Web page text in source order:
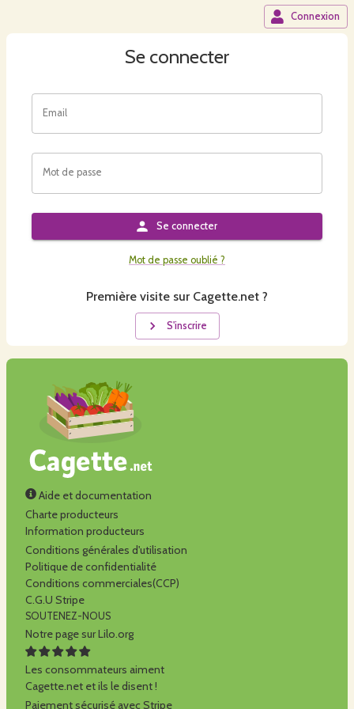
Connexion
Se connecter
Email
Mot de passe
Se connecter
Mot de passe oublié ?
Première visite sur Cagette.net ?
S'inscrire
Aide et documentation
Charte producteurs
Information producteurs
Conditions générales d'utilisation
Politique de confidentialité
Conditions commerciales(CCP)
C.G.U Stripe
SOUTENEZ-NOUS
Notre page sur Lilo.org
Les consommateurs aiment
Cagette.net et ils le disent !
Paiement sécurisé avec Stripe